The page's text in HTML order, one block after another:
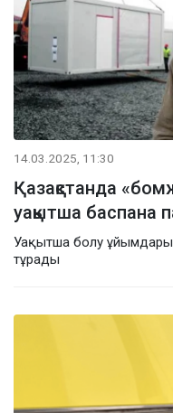
14.03.2025, 11:30
Қазақстанда
уақытша баспана
Уақытша болу
тұрады